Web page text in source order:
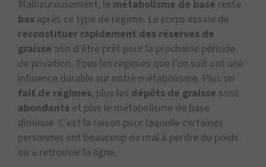
Malheureusement, le métabolisme de base reste
bas après ce type de régime. Le corps essaie de
reconstituer rapidement des réserves de
graisse afin d’être prêt pour la prochaine période
de privation. Tous les régimes que l’on suit ont une
influence durable sur notre métabolisme. Plus on
fait de régimes, plus les dépôts de graisse sont
abondants et plus le métabolisme de base
diminue. C’est la raison pour laquelle certaines
personnes ont beaucoup de mal à perdre du poids
ou à retrouver la ligne.